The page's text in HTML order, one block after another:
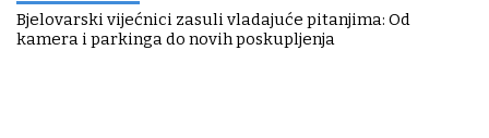
Bjelovarski vijećnici zasuli vladajuće pitanjima: Od
kamera i parkinga do novih poskupljenja